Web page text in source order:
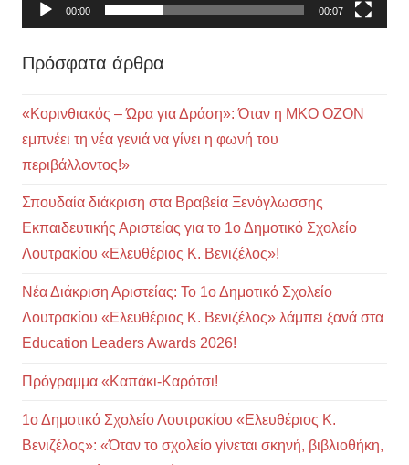
00:00 00:07
Πρόσφατα άρθρα
«Κορινθιακός – Ώρα για Δράση»: Όταν η ΜΚΟ ΟΖΟΝ
εμπνέει τη νέα γενιά να γίνει η φωνή του
περιβάλλοντος!»
Σπουδαία διάκριση στα Βραβεία Ξενόγλωσσης
Εκπαιδευτικής Αριστείας για το 1ο Δημοτικό Σχολείο
Λουτρακίου «Ελευθέριος Κ. Βενιζέλος»!
Νέα Διάκριση Αριστείας: Το 1ο Δημοτικό Σχολείο
Λουτρακίου «Ελευθέριος Κ. Βενιζέλος» λάμπει ξανά στα
Education Leaders Awards 2026!
Πρόγραμμα «Καπάκι-Καρότσι!
1ο Δημοτικό Σχολείο Λουτρακίου «Ελευθέριος Κ.
Βενιζέλος»: «Όταν το σχολείο γίνεται σκηνή, βιβλιοθήκη,